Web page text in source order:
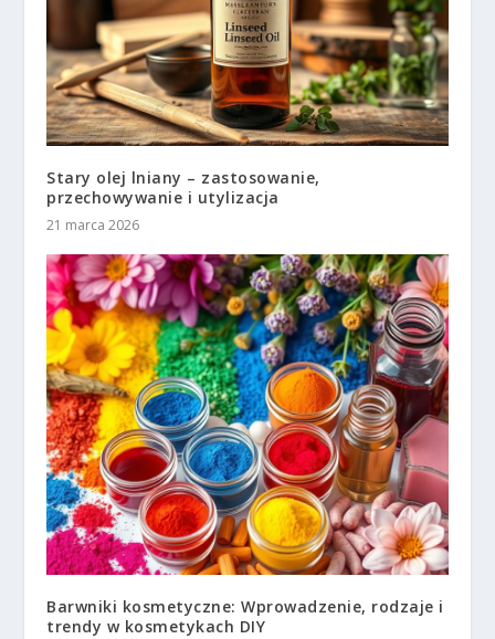
Stary olej lniany – zastosowanie,
przechowywanie i utylizacja
21 marca 2026
Barwniki kosmetyczne: Wprowadzenie, rodzaje i
trendy w kosmetykach DIY